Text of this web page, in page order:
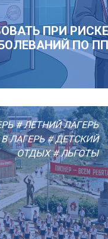
ПРИ
ПО
# ЛЕТНИЙ ЛАГЕРЬ
ЛАГЕРЬ # ДЕТСКИЙ
ОТДЫХ # ЛЬГОТЫ